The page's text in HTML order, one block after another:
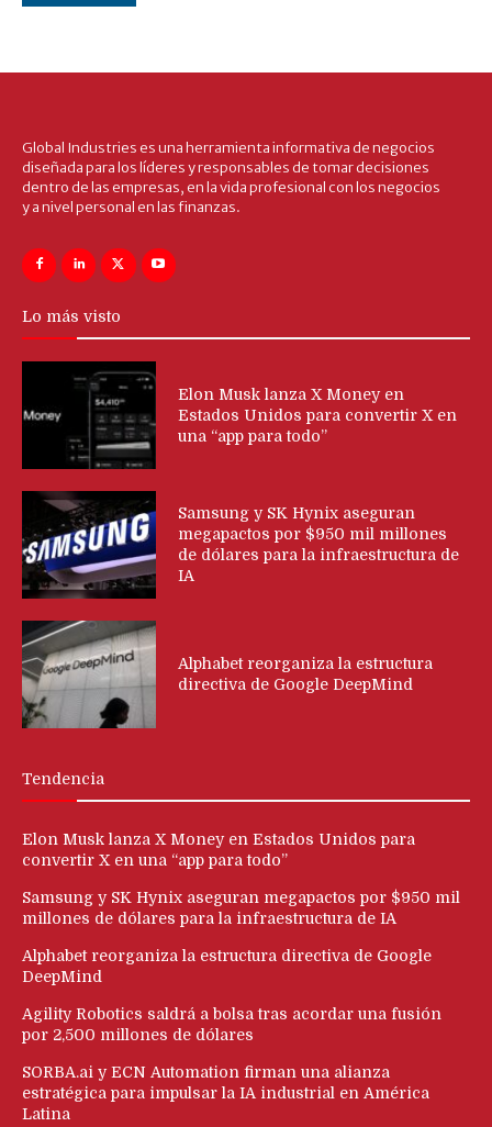
Global Industries es una herramienta informativa de negocios
diseñada para los líderes y responsables de tomar decisiones
dentro de las empresas, en la vida profesional con los negocios
y a nivel personal en las finanzas.
Lo más visto
Elon Musk lanza X Money en
Estados Unidos para convertir X en
una “app para todo”
Samsung y SK Hynix aseguran
megapactos por $950 mil millones
de dólares para la infraestructura de
IA
Alphabet reorganiza la estructura
directiva de Google DeepMind
Tendencia
Elon Musk lanza X Money en Estados Unidos para
convertir X en una “app para todo”
Samsung y SK Hynix aseguran megapactos por $950 mil
millones de dólares para la infraestructura de IA
Alphabet reorganiza la estructura directiva de Google
DeepMind
Agility Robotics saldrá a bolsa tras acordar una fusión
por 2,500 millones de dólares
SORBA.ai y ECN Automation firman una alianza
estratégica para impulsar la IA industrial en América
Latina